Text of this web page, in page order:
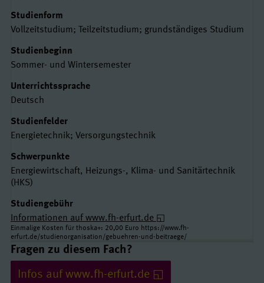
Studienform
Vollzeitstudium; Teilzeitstudium; grundständiges Studium
Studienbeginn
Sommer- und Wintersemester
Unterrichtssprache
Deutsch
Studienfelder
Energietechnik; Versorgungstechnik
Schwerpunkte
Energiewirtschaft, Heizungs-, Klima- und Sanitärtechnik
(HKS)
Studiengebühr
Informationen auf www.fh-erfurt.de
Einmalige Kosten für thoska+: 20,00 Euro https://www.fh-
erfurt.de/studienorganisation/gebuehren-und-beitraege/
Links und Kontakte
Fragen zu diesem Fach?
Infos auf www.fh-erfurt.de